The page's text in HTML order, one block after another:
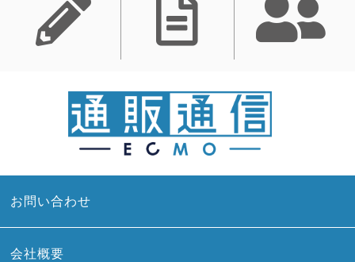
お問い合わせ
会社概要